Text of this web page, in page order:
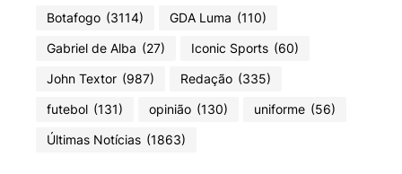
Botafogo (3114) GDA Luma (110)
Gabriel de Alba (27) Iconic Sports (60)
John Textor (987) Redação (335)
futebol (131) opinião (130) uniforme (56)
Últimas Notícias (1863)